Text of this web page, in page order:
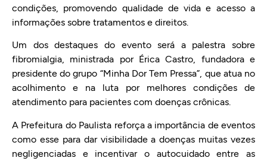
condições, promovendo qualidade de vida e acesso a
informações sobre tratamentos e direitos.
Um dos destaques do evento será a palestra sobre
fibromialgia, ministrada por Érica Castro, fundadora e
presidente do grupo “Minha Dor Tem Pressa”, que atua no
acolhimento e na luta por melhores condições de
atendimento para pacientes com doenças crônicas.
A Prefeitura do Paulista reforça a importância de eventos
como esse para dar visibilidade a doenças muitas vezes
negligenciadas e incentivar o autocuidado entre as